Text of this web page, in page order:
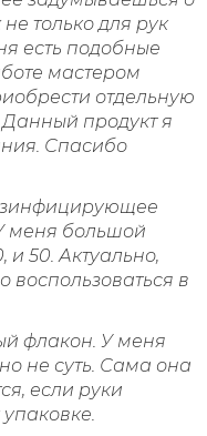
только для рук
есть подобные
мастером
отдельную
Данный продукт я
Спасибо
меня большой
и 50. Актуально,
воспользоваться в
флакон. У меня
не суть. Сама она
если руки